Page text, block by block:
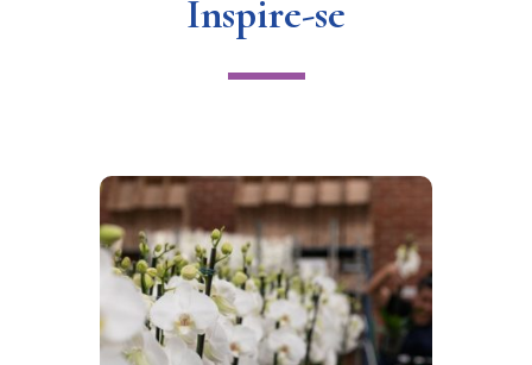
Inspire-se